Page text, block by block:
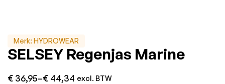
Merk: HYDROWEAR
SELSEY Regenjas Marine
€ 36,95–€ 44,34 excl. BTW